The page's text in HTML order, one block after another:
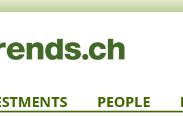
PEOPLE